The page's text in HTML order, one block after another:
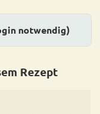
notwendig)
Rezept